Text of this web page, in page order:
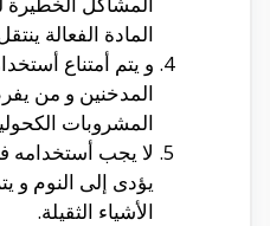
المادة الفعالة
و يتم أمتناع
المدخنين و من
المشروبات
لا يجب أستخدامه
يؤدى إلى النوم و
الأشياء الثقيلة.